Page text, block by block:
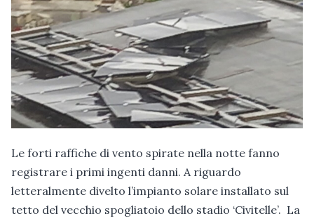
Le forti raffiche di vento spirate nella notte fanno
registrare i primi ingenti danni. A riguardo
letteralmente divelto l’impianto solare installato sul
tetto del vecchio spogliatoio dello stadio ‘Civitelle’. La